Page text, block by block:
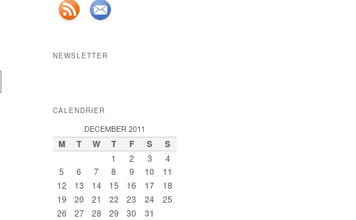
NEWSLETTER
CALENDRIER
DECEMBER 2011
M T W T F S S
1 2 3
4
5
6 7 8 9 10 11
12 13 14 15 16 17
18
19
20 21 22 23 24
25
26
27 28 29 30 31